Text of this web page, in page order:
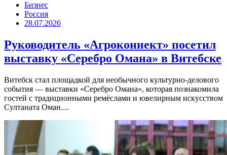
Бизнес
Россия
28.07.2026
Руководитель «Агроконнект» посетил
выставку «Серебро Омана» в Витебске
Витебск стал площадкой для необычного культурно-делового
события — выставки «Серебро Омана», которая познакомила
гостей с традиционными ремёслами и ювелирным искусством
Султаната Оман....